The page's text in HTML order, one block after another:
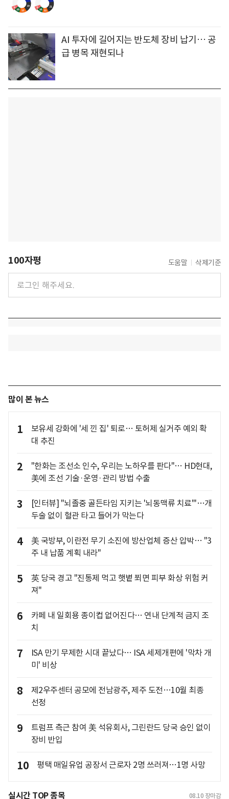
AI 투자에 길어지는 반도체 장비 납기… 공
급 병목 재현되나
100자평 도움말 삭제기준
많이 본 뉴스
1
보유세 강화에 '세 낀 집' 퇴로… 토허제 실거주 예외 확
대 추진
2
"한화는 조선소 인수, 우리는 노하우를 판다"… HD현대,
美에 조선 기술·운영·관리 방법 수출
3
[인터뷰] "뇌졸중 골든타임 지키는 '뇌동맥류 치료'"…개
두술 없이 혈관 타고 들어가 막는다
4
美 국방부, 이란전 무기 소진에 방산업체 증산 압박… "3
주 내 납품 계획 내라"
5
英 당국 경고 "진통제 먹고 햇볕 쬐면 피부 화상 위험 커
져"
6
카페 내 일회용 종이컵 없어진다… 연내 단계적 금지 조
치
7
ISA 만기 무제한 시대 끝났다… ISA 세제개편에 '막차 개
미' 비상
8
제2우주센터 공모에 전남광주, 제주 도전…10월 최종
선정
9
트럼프 측근 참여 美 석유회사, 그린란드 당국 승인 없이
장비 반입
10 평택 매일유업 공장서 근로자 2명 쓰러져…1명 사망
실시간 TOP 종목 08.10 장마감